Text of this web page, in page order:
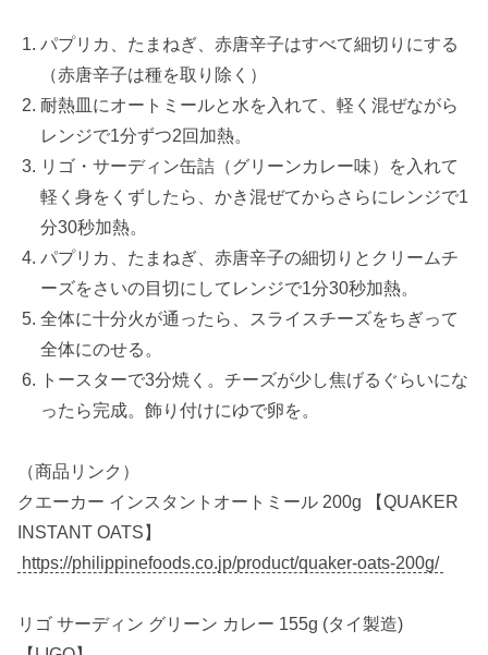
パプリカ、たまねぎ、赤唐辛子はすべて細切りにする
（赤唐辛子は種を取り除く）
耐熱皿にオートミールと水を入れて、軽く混ぜながら
レンジで1分ずつ2回加熱。
リゴ・サーディン缶詰（グリーンカレー味）を入れて
軽く身をくずしたら、かき混ぜてからさらにレンジで1
分30秒加熱。
パプリカ、たまねぎ、赤唐辛子の細切りとクリームチ
ーズをさいの目切にしてレンジで1分30秒加熱。
全体に十分火が通ったら、スライスチーズをちぎって
全体にのせる。
トースターで3分焼く。チーズが少し焦げるぐらいにな
ったら完成。飾り付けにゆで卵を。
（商品リンク）
クエーカー インスタントオートミール 200g 【QUAKER
INSTANT OATS】
https://philippinefoods.co.jp/product/quaker-oats-200g/
リゴ サーディン グリーン カレー 155g (タイ製造)